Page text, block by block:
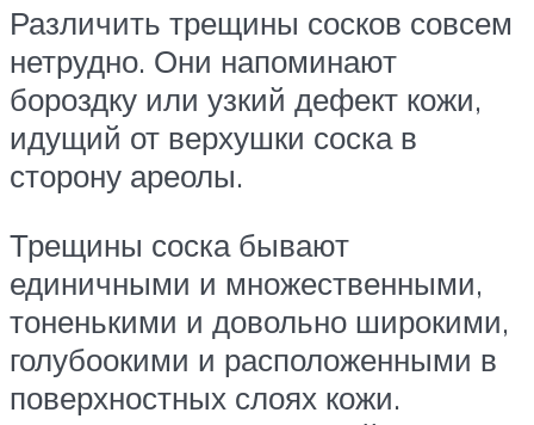
Различить трещины сосков совсем
нетрудно. Они напоминают
бороздку или узкий дефект кожи,
идущий от верхушки соска в
сторону ареолы.
Трещины соска бывают
единичными и множественными,
тоненькими и довольно широкими,
голубоокими и расположенными в
поверхностных слоях кожи.